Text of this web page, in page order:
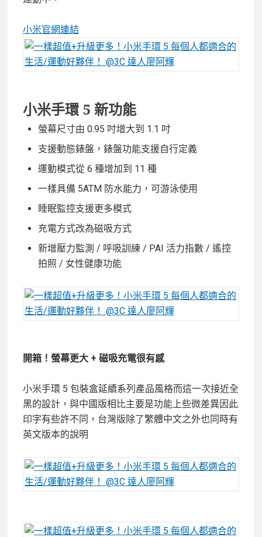
小米官網連結
小米手環 5 新功能
螢幕尺寸由 0.95 吋增大到 1.1 吋
支援動態錶盤，錶盤功能支援自行定義
運動模式從 6 種增加到 11 種
一樣具備 5ATM 防水能力，可游泳使用
睡眠監控支援更多模式
充電方式改為磁吸方式
新增壓力監測 / 呼吸訓練 / PAI 活力指數 / 遙控
拍照 / 女性健康功能
開箱！螢幕更大 + 磁吸充電很有感
小米手環 5 包裝盒延續系列產品風格而這一次接近全
黑的設計，與中國版相比主要是功能上些微差異因此
印字有些許不同，台灣版除了繁體中文之外也同時有
英文版本的說明